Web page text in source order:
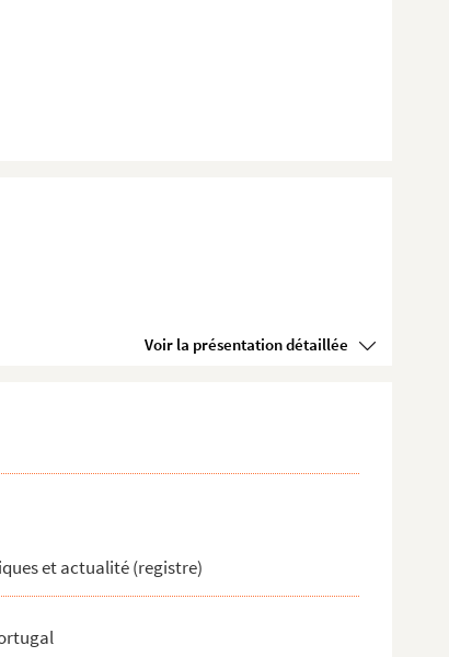
Voir la présentation détaillée
et actualité (registre)